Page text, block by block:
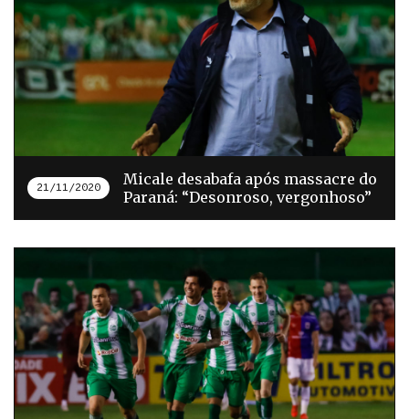
21/11/2020
Micale desabafa após massacre do
Paraná: “Desonroso, vergonhoso”